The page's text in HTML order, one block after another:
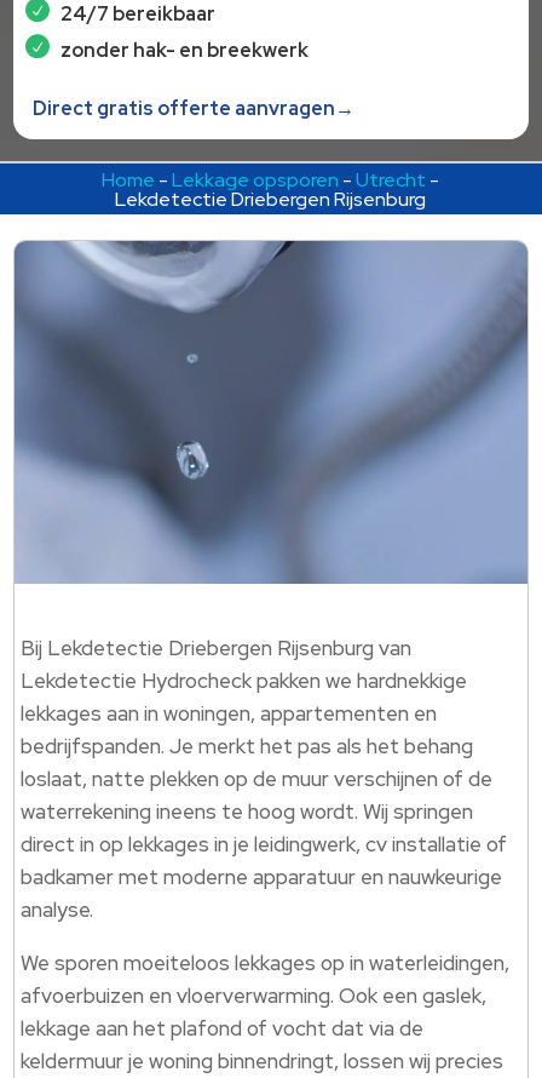
24/7 bereikbaar
zonder hak- en breekwerk
Direct gratis offerte aanvragen→
Home -Lekkage opsporen -Utrecht -
Lekdetectie Driebergen Rijsenburg
Bij Lekdetectie Driebergen Rijsenburg van
Lekdetectie Hydrocheck pakken we hardnekkige
lekkages aan in woningen, appartementen en
bedrijfspanden.​ Je merkt het pas als het behang
loslaat, natte plekken op de muur verschijnen of de
waterrekening ineens te hoog wordt.​ Wij springen
direct in op lekkages in je leidingwerk, cv installatie of
badkamer met moderne apparatuur en nauwkeurige
analyse.​
We sporen moeiteloos lekkages op in waterleidingen,
afvoerbuizen en vloerverwarming.​ Ook een gaslek,
lekkage aan het plafond of vocht dat via de
keldermuur je woning binnendringt, lossen wij precies